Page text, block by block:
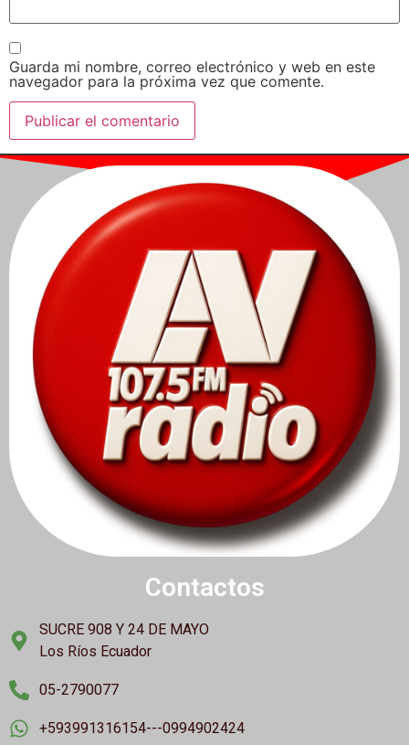
Guarda mi nombre, correo electrónico y web en este
navegador para la próxima vez que comente.
Contactos
SUCRE 908 Y 24 DE MAYO
Los Ríos Ecuador
05-2790077
+593991316154---0994902424